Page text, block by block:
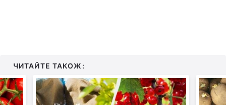
ЧИТАЙТЕ ТАКОЖ: